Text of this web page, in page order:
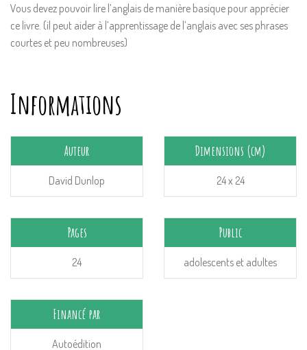
Vous devez pouvoir lire l’anglais de manière basique pour apprécier
ce livre. (il peut aider à l’apprentissage de l’anglais avec ses phrases
courtes et peu nombreuses)
Informations
Auteur
David Dunlop
Dimensions (cm)
24 x 24
Pages
24
Public
adolescents et adultes
Financé par
Autoédition